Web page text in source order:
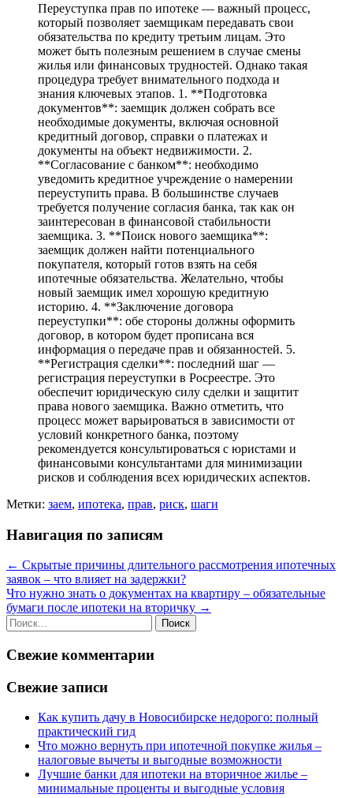
Переуступка прав по ипотеке — важный процесс,
который позволяет заемщикам передавать свои
обязательства по кредиту третьим лицам. Это
может быть полезным решением в случае смены
жилья или финансовых трудностей. Однако такая
процедура требует внимательного подхода и
знания ключевых этапов. 1. **Подготовка
документов**: заемщик должен собрать все
необходимые документы, включая основной
кредитный договор, справки о платежах и
документы на объект недвижимости. 2.
**Согласование с банком**: необходимо
уведомить кредитное учреждение о намерении
переуступить права. В большинстве случаев
требуется получение согласия банка, так как он
заинтересован в финансовой стабильности
заемщика. 3. **Поиск нового заемщика**:
заемщик должен найти потенциального
покупателя, который готов взять на себя
ипотечные обязательства. Желательно, чтобы
новый заемщик имел хорошую кредитную
историю. 4. **Заключение договора
переуступки**: обе стороны должны оформить
договор, в котором будет прописана вся
информация о передаче прав и обязанностей. 5.
**Регистрация сделки**: последний шаг —
регистрация переуступки в Росреестре. Это
обеспечит юридическую силу сделки и защитит
права нового заемщика. Важно отметить, что
процесс может варьироваться в зависимости от
условий конкретного банка, поэтому
рекомендуется консультироваться с юристами и
финансовыми консультантами для минимизации
рисков и соблюдения всех юридических аспектов.
Метки: заем, ипотека, прав, риск, шаги
Навигация по записям
← Скрытые причины длительного рассмотрения ипотечных
заявок – что влияет на задержки?
Что нужно знать о документах на квартиру – обязательные
бумаги после ипотеки на вторичку →
Свежие комментарии
Свежие записи
Как купить дачу в Новосибирске недорого: полный
практический гид
Что можно вернуть при ипотечной покупке жилья –
налоговые вычеты и выгодные возможности
Лучшие банки для ипотеки на вторичное жилье –
минимальные проценты и выгодные условия